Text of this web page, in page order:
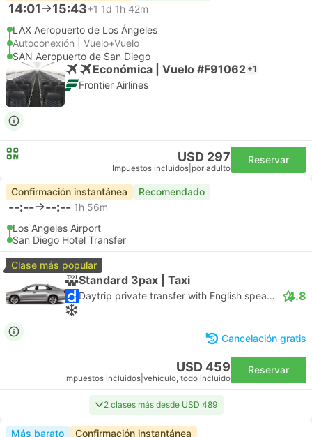
14:01 15:43+1 1d 1h 42m
LAX Aeropuerto de Los Ángeles
Autoconexión | Vuelo+Vuelo
SAN Aeropuerto de San Diego
Económica | Vuelo #F91062 +1
Frontier Airlines
USD 297
Impuestos incluidos por adulto
Reservar
Confirmación instantánea Recomendado
--:-- --:-- 1h 56m
Los Angeles Airport
San Diego Hotel Transfer
Clase más popular
Standard 3pax | Taxi
Daytrip private transfer with English speaking driver 4.8
Cancelación gratis
USD 459
Impuestos incluidos vehículo, todo incluido
Reservar
2 clases más desde USD 489
Más barato Confirmación instantánea